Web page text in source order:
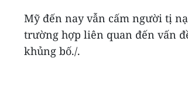
Mỹ đến nay vẫn cấm người tị
trường hợp liên quan đến vấn
khủng bố./.